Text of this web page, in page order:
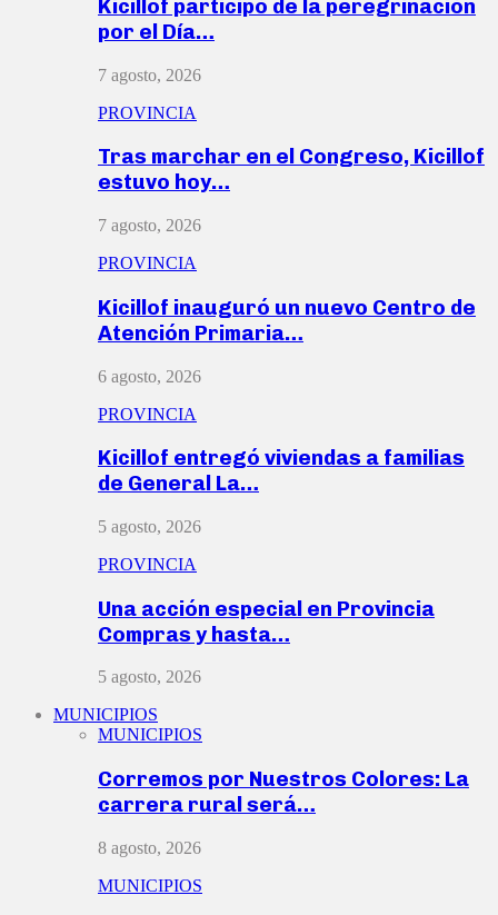
Kicillof participó de la peregrinación
por el Día…
7 agosto, 2026
PROVINCIA
Tras marchar en el Congreso, Kicillof
estuvo hoy…
7 agosto, 2026
PROVINCIA
Kicillof inauguró un nuevo Centro de
Atención Primaria…
6 agosto, 2026
PROVINCIA
Kicillof entregó viviendas a familias
de General La…
5 agosto, 2026
PROVINCIA
Una acción especial en Provincia
Compras y hasta…
5 agosto, 2026
MUNICIPIOS
MUNICIPIOS
Corremos por Nuestros Colores: La
carrera rural será…
8 agosto, 2026
MUNICIPIOS